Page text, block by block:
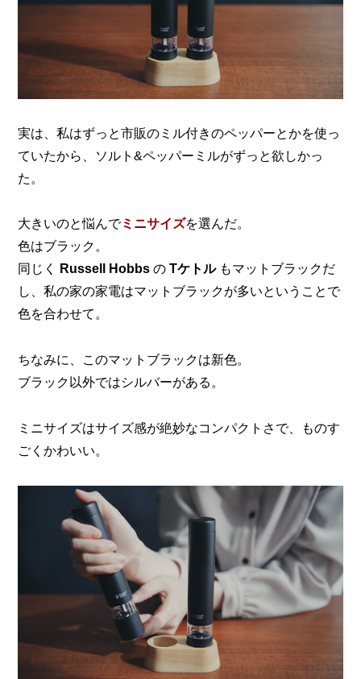
実は、私はずっと市販のミル付きのペッパーとかを使っ
ていたから、ソルト&ペッパーミルがずっと欲しかっ
た。
大きいのと悩んでミニサイズを選んだ。
色はブラック。
同じく
Russell Hobbs の Tケトルもマットブラックだ
し、 私の家の家電はマットブラックが多いということで
色を合わせて。
ちなみに、このマットブラックは新色。
ブラック以外ではシルバーがある。
ミニサイズはサイズ感が絶妙なコンパクトさで、ものす
ごくかわいい。